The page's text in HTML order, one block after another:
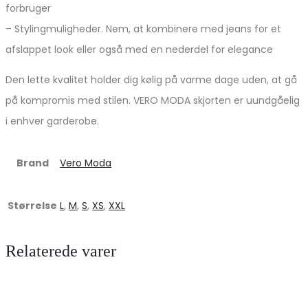
forbruger
– Stylingmuligheder. Nem, at kombinere med jeans for et
afslappet look eller også med en nederdel for elegance
Den lette kvalitet holder dig kølig på varme dage uden, at gå
på kompromis med stilen. VERO MODA skjorten er uundgåelig
i enhver garderobe.
Brand Vero Moda
Størrelse L, M, S, XS, XXL
Relaterede varer